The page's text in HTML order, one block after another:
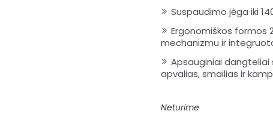
Suspaudimo jėga iki
Ergonomiškos formos
mechanizmu ir
Apsauginiai dangteliai
apvalias, smailias ir
Neturime